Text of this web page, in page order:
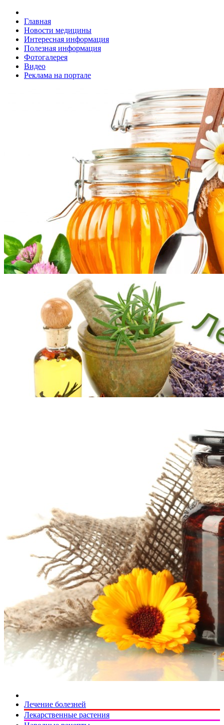
Главная
Новости медицины
Интересная информация
Полезная информация
Фотогалерея
Видео
Реклама на портале
Лечение болезней
Лекарственные растения